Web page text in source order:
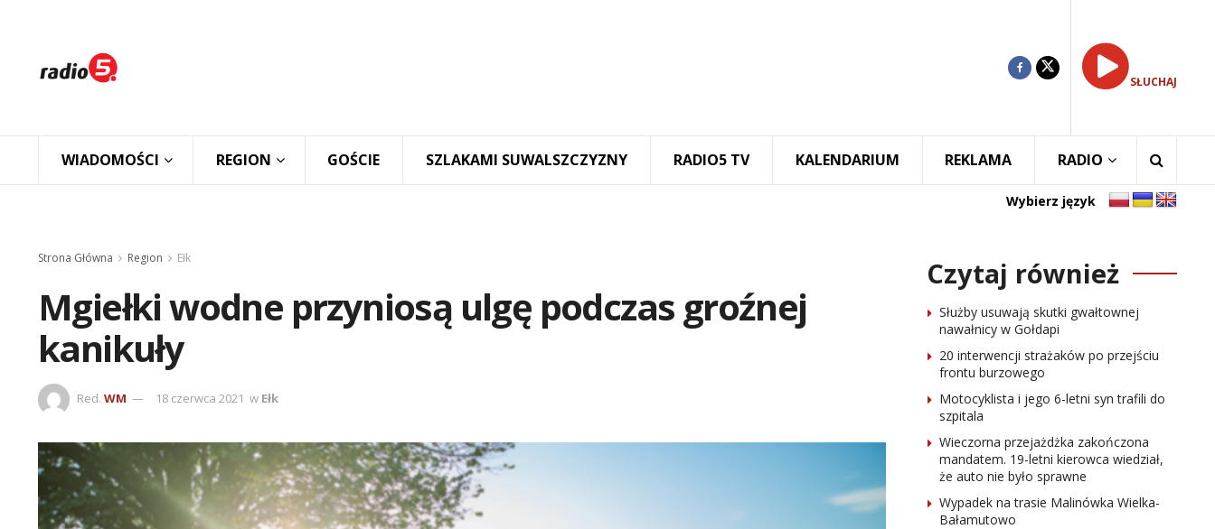
SŁUCHAJ
WIADOMOŚCI REGION GOŚCIE SZLAKAMI SUWALSZCZYZNY RADIO5 TV KALENDARIUM REKLAMA RADIO
Wybierz język
Strona Główna Region Ełk
Mgiełki wodne przyniosą ulgę podczas groźnej
kanikuły
Red. WM 18 czerwca 2021 w Ełk
Czytaj również
Służby usuwają skutki gwałtownej
nawałnicy w Gołdapi
20 interwencji strażaków po przejściu
frontu burzowego
Motocyklista i jego 6-letni syn trafili do
szpitala
Wieczorna przejażdżka zakończona
mandatem. 19-letni kierowca wiedział,
że auto nie było sprawne
Wypadek na trasie Malinówka Wielka-
Bałamutowo